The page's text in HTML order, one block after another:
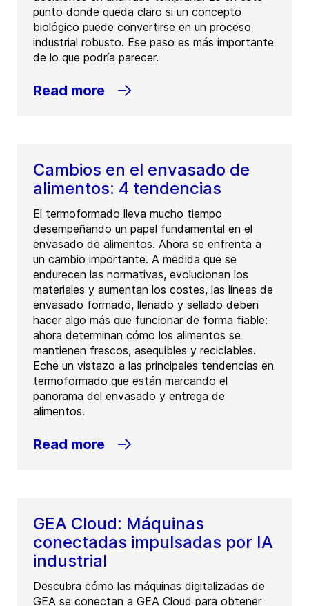
punto donde queda claro si un concepto
biológico puede convertirse en un proceso
industrial robusto. Ese paso es más importante
de lo que podría parecer.
Read more
Cambios en el envasado de
alimentos: 4 tendencias
El termoformado lleva mucho tiempo
desempeñando un papel fundamental en el
envasado de alimentos. Ahora se enfrenta a
un cambio importante. A medida que se
endurecen las normativas, evolucionan los
materiales y aumentan los costes, las líneas de
envasado formado, llenado y sellado deben
hacer algo más que funcionar de forma fiable:
ahora determinan cómo los alimentos se
mantienen frescos, asequibles y reciclables.
Eche un vistazo a las principales tendencias en
termoformado que están marcando el
panorama del envasado y entrega de
alimentos.
Read more
GEA Cloud: Máquinas
conectadas impulsadas por IA
industrial
Descubra cómo las máquinas digitalizadas de
GEA se conectan a GEA Cloud para obtener